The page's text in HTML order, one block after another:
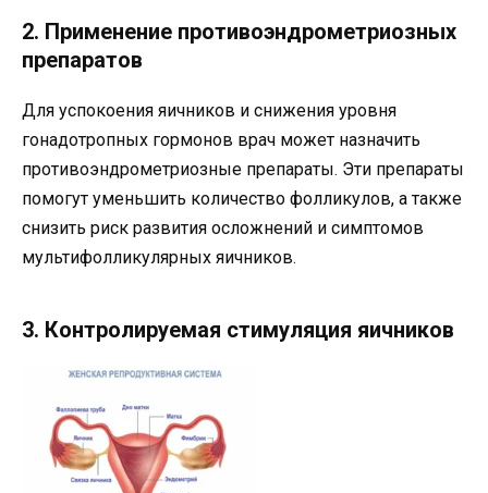
2. Применение противоэндрометриозных
препаратов
Для успокоения яичников и снижения уровня
гонадотропных гормонов врач может назначить
противоэндрометриозные препараты. Эти препараты
помогут уменьшить количество фолликулов, а также
снизить риск развития осложнений и симптомов
мультифолликулярных яичников.
3. Контролируемая стимуляция яичников